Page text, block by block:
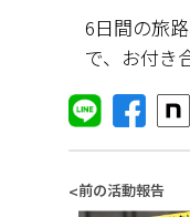
6日間の旅
で、お付き
<前の活動報告